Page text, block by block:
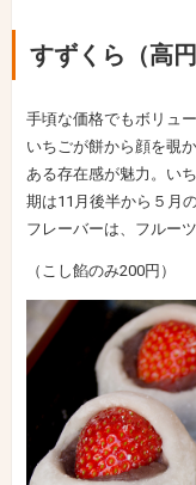
すずくら（高
手頃な価格でもボリュ
いちごが餅から顔を覗
ある存在感が魅力。い
期は11月後半から５月
フレーバーは、フルー
（こし餡のみ200円）